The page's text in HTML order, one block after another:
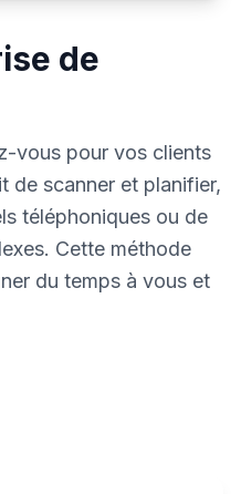
de
vous pour vos clients
de scanner et planifier,
téléphoniques ou de
Cette méthode
du temps à vous et